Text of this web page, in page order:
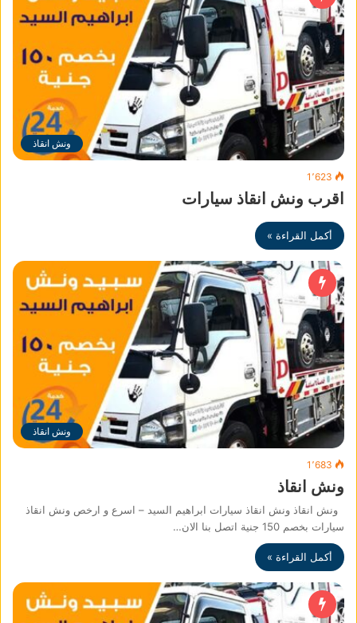
ونش انقاذ
1٬623
اقرب ونش انقاذ سيارات
أكمل القراءة »
ونش انقاذ
1٬683
ونش انقاذ
ونش انقاذ ونش انقاذ سيارات ابراهيم السيد – اسرع و ارخص ونش انقاذ
سيارات بخصم 150 جنية اتصل بنا الان…
أكمل القراءة »